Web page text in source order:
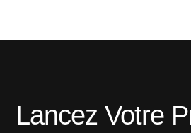
Lancez Votre